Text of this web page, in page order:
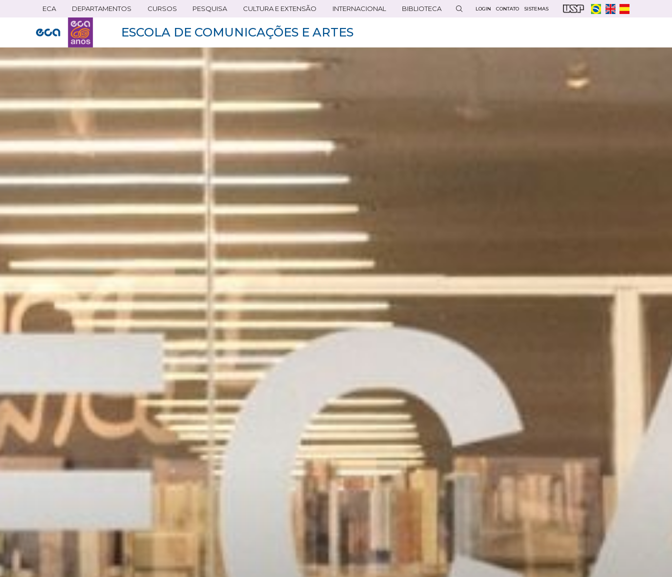
conteúdo
principal
ECA DEPARTAMENTOS CURSOS PESQUISA CULTURA E EXTENSÃO INTERNACIONAL BIBLIOTECA LOGIN CONTATO SISTEMAS
ESCOLA DE COMUNICAÇÕES E ARTES